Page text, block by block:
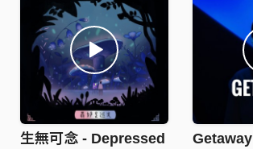
生無可念 - Depressed Getaway